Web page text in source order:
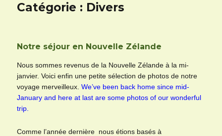
Catégorie : Divers
Notre séjour en Nouvelle Zélande
Nous sommes revenus de la Nouvelle Zélande à la mi-
janvier. Voici enfin une petite sélection de photos de notre
voyage merveilleux.We’ve been back home since mid-
January and here at last are some photos of our wonderful
trip.
Comme l’année dernière nous étions basés à